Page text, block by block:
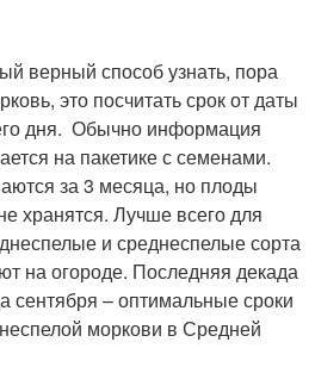
верный способ узнать, пора
это посчитать срок от даты
дня. Обычно информация
на пакетике с семенами.
за 3 месяца, но плоды
хранятся. Лучше всего для
и среднеспелые сорта
на огороде. Последняя декада
сентября – оптимальные сроки
моркови в Средней